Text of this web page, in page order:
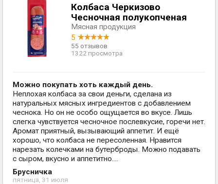
Колбаса Черкизово
Чесночная полукопченая
Мясная продукция
5
55 отзывов
1322 просмотра
Можно покупать хоть каждый день.
Неплохая колбаса за свои деньги, сделана из
натуральных мясных ингредиентов с добавлением
чеснока. Но он не особо ощущается во вкусе. Лишь
слегка чувствуется чесночное послевкусие, горечи нет.
Аромат приятный, вызывающий аппетит. И ещё
хорошо, что колбаса не пересоленная. Нравится
нарезать колечками на бутерброды. Можно подавать
с сыром, вкусно и аппетитно....
Брусничка
пятница, 31 июля